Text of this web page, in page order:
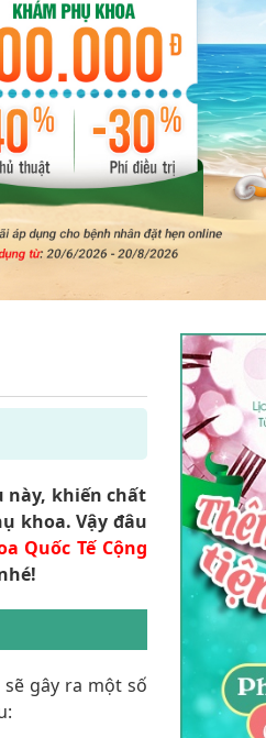
này, khiến chất
khoa. Vậy đâu
Quốc Tế Cộng
gây ra một số